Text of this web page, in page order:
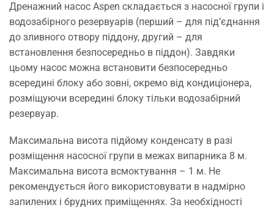
Дренажний насос Aspen складається з насосної групи і
водозабірного резервуарів (перший – для під’єднання
до зливного отвору піддону, другий – для
встановлення безпосередньо в піддон). Завдяки
цьому насос можна встановити безпосередньо
всередині блоку або зовні, окремо від кондиціонера,
розміщуючи всередині блоку тільки водозабірний
резервуар.
Максимальна висота підйому конденсату в разі
розміщення насосної групи в межах випарника 8 м.
Максимальна висота всмоктування – 1 м. Не
рекомендується його використовувати в надмірно
запилених і брудних приміщеннях. За необхідності